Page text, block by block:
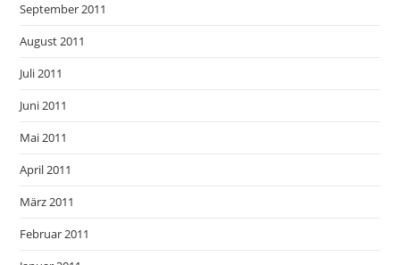
September 2011
August 2011
Juli 2011
Juni 2011
Mai 2011
April 2011
März 2011
Februar 2011